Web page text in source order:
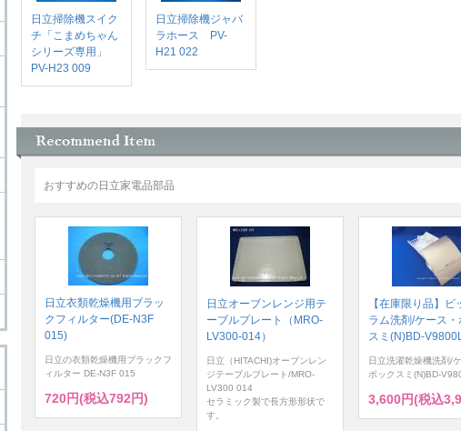
日立掃除機スイク
チ「こまめちゃん
シリーズ専用」
PV-H23 009
日立掃除機ジャバ
ラホース PV-
H21 022
おすすめの日立家電品部品
日立衣類乾燥機用ブラッ
クフィルター(DE-N3F
015)
日立の衣類乾燥機用ブラックフ
ィルター DE-N3F 015
720円(税込792円)
日立オーブンレンジ用テ
ーブルプレート（MRO-
LV300-014）
日立（HITACHI)オーブンレン
ジテーブルプレート/MRO-
LV300 014
セラミック製で長方形形状で
す。
【在庫限り品】ビ
ラム洗剤/ケース・
スミ(N)BD-
日立洗濯乾燥機洗剤/
ボックスミ(N)BD-
3,600円(税込